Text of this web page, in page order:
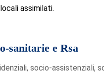
assimilati.
sanitarie e Rsa
socio-